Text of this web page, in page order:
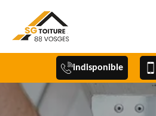
indisponible